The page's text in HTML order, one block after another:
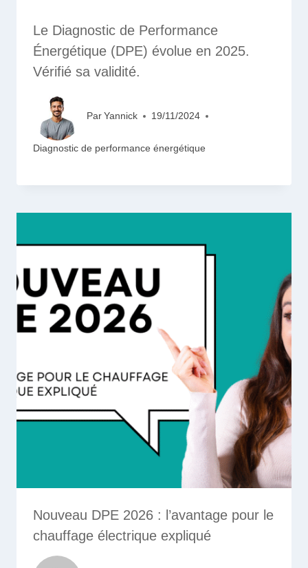
Le Diagnostic de Performance
Énergétique (DPE) évolue en 2025.
Vérifié sa validité.
ParYannick 19/11/2024
Diagnostic de performance énergétique
Nouveau DPE 2026 : l’avantage pour le
chauffage électrique expliqué